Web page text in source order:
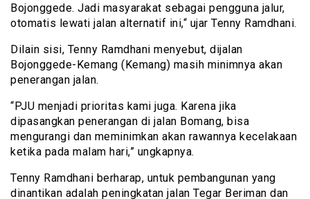
Bojonggede. Jadi masyarakat sebagai pengguna jalur,
otomatis lewati jalan alternatif ini,“ ujar Tenny Ramdhani.
Dilain sisi, Tenny Ramdhani menyebut, dijalan
Bojonggede-Kemang (Kemang) masih minimnya akan
penerangan jalan.
“PJU menjadi prioritas kami juga. Karena jika
dipasangkan penerangan di jalan Bomang, bisa
mengurangi dan meminimkan akan rawannya kecelakaan
ketika pada malam hari,” ungkapnya.
Tenny Ramdhani berharap, untuk pembangunan yang
dinantikan adalah peningkatan jalan Tegar Beriman dan